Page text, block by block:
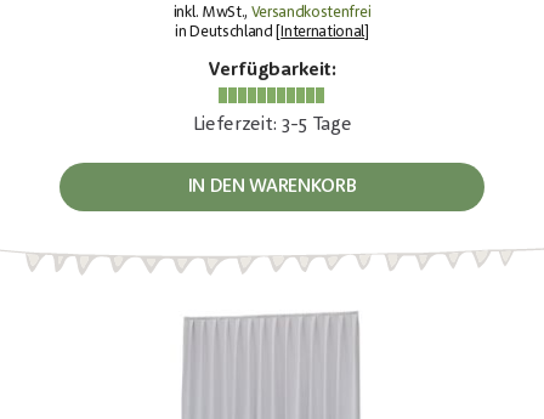
inkl. MwSt., Versandkostenfrei
in Deutschland [
International]
Verfügbarkeit:
Lieferzeit: 3-5 Tage
IN DEN WARENKORB